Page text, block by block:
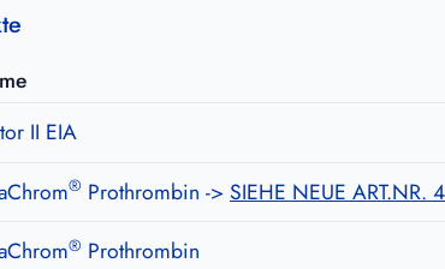
II EIA
® Prothrombin -> SIEHE NEUE ART.NR.
® Prothrombin